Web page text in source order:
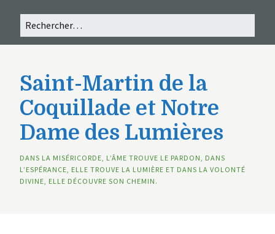
Saint-Martin de la
Coquillade et Notre
Dame des Lumières
DANS LA MISÉRICORDE, L’ÂME TROUVE LE PARDON, DANS
L’ESPÉRANCE, ELLE TROUVE LA LUMIÈRE ET DANS LA VOLONTÉ
DIVINE, ELLE DÉCOUVRE SON CHEMIN.